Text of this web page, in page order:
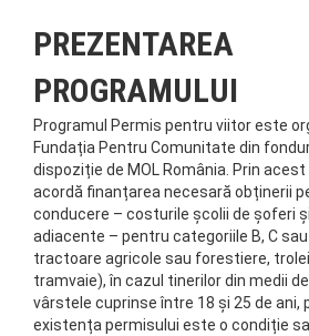
PREZENTAREA
PROGRAMULUI
Programul Permis pentru viitor este
Fundația Pentru Comunitate din
dispoziție de MOL România. Prin
acordă finanțarea necesară obținerii
conducere – costurile școlii de șoferi
adiacente – pentru categoriile B, C
tractoare agricole sau forestiere,
tramvaie), în cazul tinerilor din medii
vârstele cuprinse între 18 și 25 de ani,
existența permisului este o condiție